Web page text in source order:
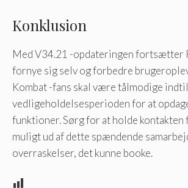
Konklusion
Med V34.21 -opdateringen fortsætter
fornye sig selv og forbedre
Kombat -fans skal være tålmodige
vedligeholdelsesperioden for at
funktioner. Sørg for at holde kontakten
muligt ud af dette spændende
overraskelser, det kunne booke.